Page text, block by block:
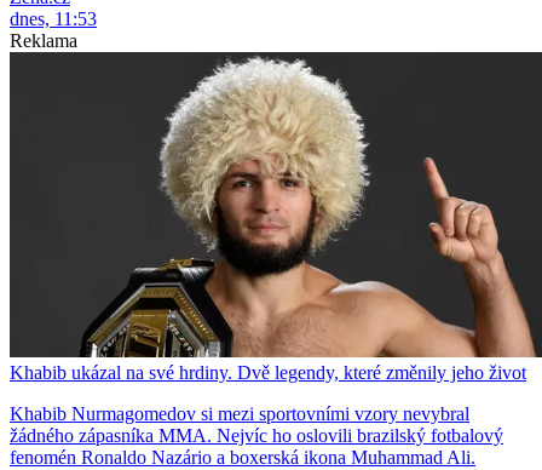
dnes, 11:53
Reklama
Khabib ukázal na své hrdiny. Dvě legendy, které změnily jeho život
Khabib Nurmagomedov si mezi sportovními vzory nevybral
žádného zápasníka MMA. Nejvíc ho oslovili brazilský fotbalový
fenomén Ronaldo Nazário a boxerská ikona Muhammad Ali.